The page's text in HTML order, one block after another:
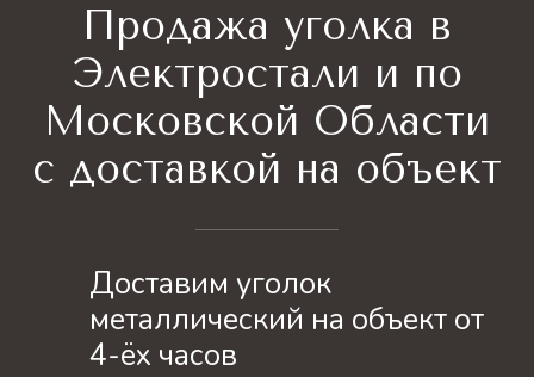
Продажа уголка в
Электростали и по
Московской Области
с доставкой на объект
Доставим уголок
металлический на объект от
4-ёх часов